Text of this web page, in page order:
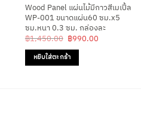
Wood Panel แผ่นไม้มีกาวสีเมเปิ้ล
WP-001 ขนาดแผ่น60 ซม.x5
ซม.หนา 0.3 ซม. กล่องละ
฿1,450.00 Original
price
was:
฿1,450.00.
฿990.00Current
หยิบใส่ตะกร้า